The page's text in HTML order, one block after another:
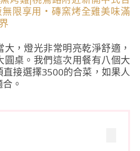
，燈光非常明亮乾淨舒適，
圓桌。我們這次用餐有八個大
直接選擇3500的合菜，如果人
。